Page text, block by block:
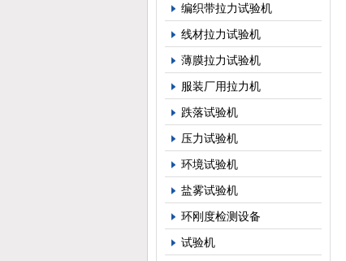
编织带拉力试验机
线材拉力试验机
薄膜拉力试验机
服装厂用拉力机
跌落试验机
压力试验机
环境试验机
盐雾试验机
环刚度检测设备
试验机